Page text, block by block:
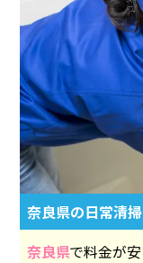
奈良県の日常清
奈良県で料金が